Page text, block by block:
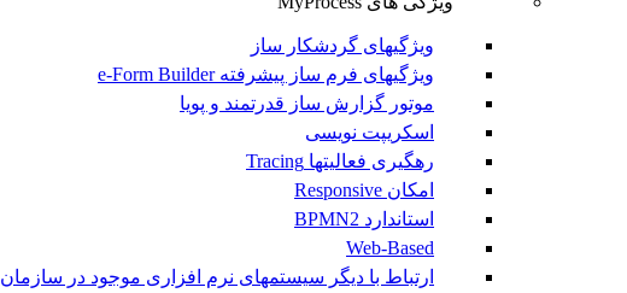
ویژگیهای گردشکار ساز
ویژگیهای فرم ساز پیشرفته e-Form Builder
موتور گزارش ساز قدرتمند و پويا
اسکریپت نویسی
رهگیری فعالیتها Tracing
امکان Responsive
استاندارد BPMN2
Web-Based
ارتباط با دیگر سیستمهای نرم افزاری موجود در سازمان